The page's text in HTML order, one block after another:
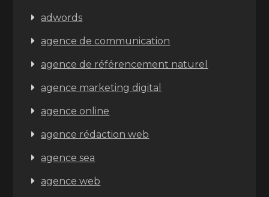
adwords
agence de communication
agence de référencement naturel
agence marketing digital
agence online
agence rédaction web
agence sea
agence web